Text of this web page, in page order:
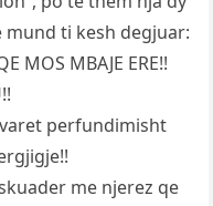
ti kesh degjuar:
MOS MBAJE ERE!!
perfundimisht
me njerez qe